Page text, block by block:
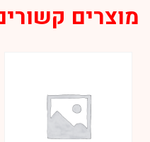
אט'
מוצרים